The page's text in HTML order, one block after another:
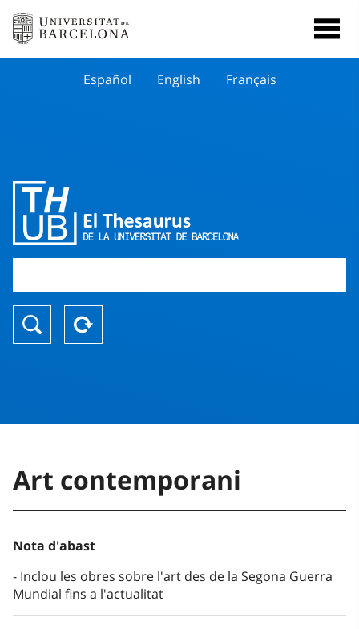
Español English Français
Art contemporani
Nota d'abast
Inclou les obres sobre l'art des de la Segona Guerra
Mundial fins a l'actualitat